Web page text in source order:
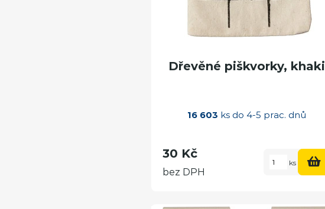
Dřevěné piškvorky, khaki
16 603 ks do 4-5 prac. dnů
30 Kč
bez DPH
ks